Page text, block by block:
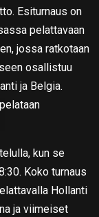
Esiturnaus on
pelattavaan
jossa ratkotaan
osallistuu
ja Belgia.
kun se
Koko turnaus
Hollanti
ja viimeiset